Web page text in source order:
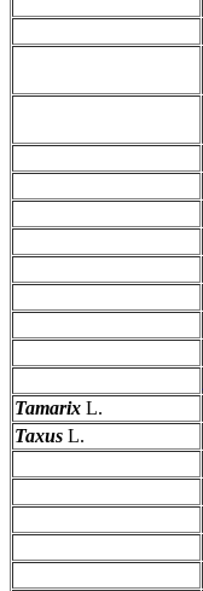
Tamarix L.
Taxus L.